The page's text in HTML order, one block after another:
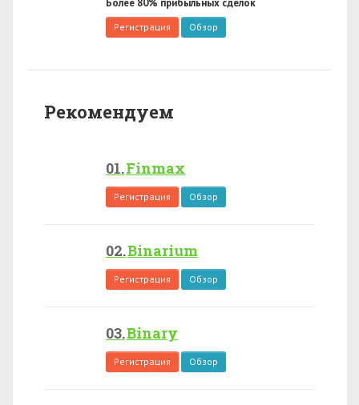
Регистрация Обзор
Рекомендуем
Finmax
Регистрация Обзор
Binarium
Регистрация Обзор
Binary
Регистрация Обзор